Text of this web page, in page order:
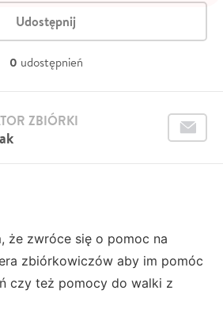
Udostępnij
0 udostępnień
ZBIÓRKI
że zwróce się o pomoc na
zbiórkowiczów aby im pomóc
czy też pomocy do walki z